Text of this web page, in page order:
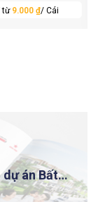
từ 9.000 ₫/ Cái